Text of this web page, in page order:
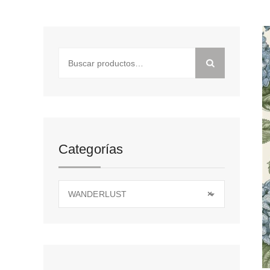
Categorías
×
WANDERLUST